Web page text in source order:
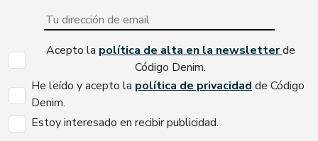
Acepto la política de alta en la newsletterde
Código Denim.
He leído y acepto la política de privacidadde Código
Denim.
Estoy interesado en recibir publicidad.